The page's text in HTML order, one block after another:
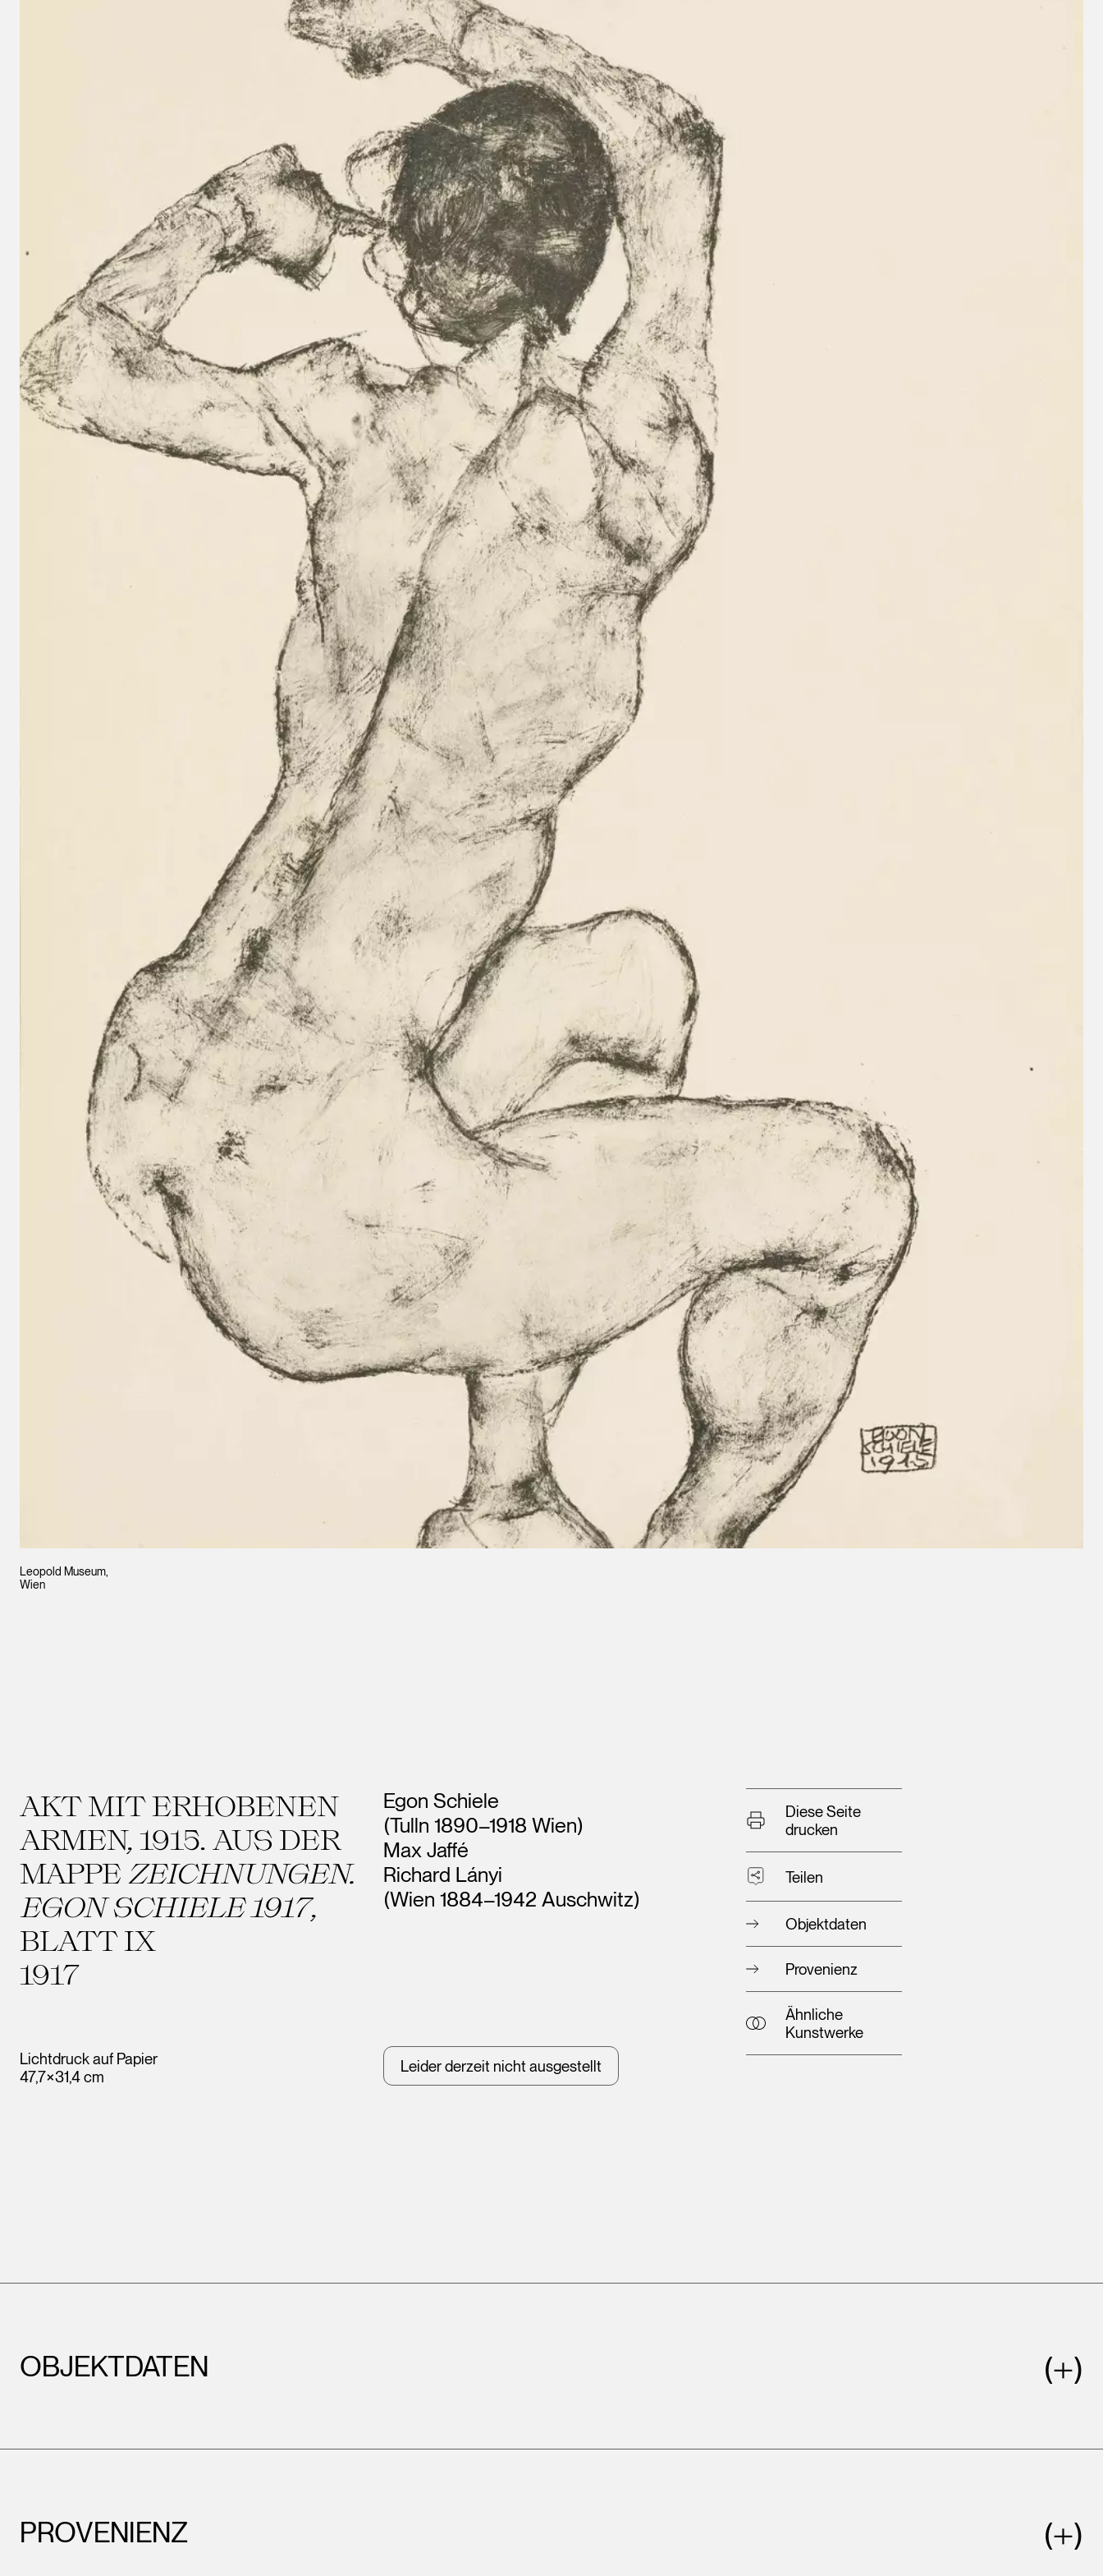
Leopold Museum,
Wien
AKT MIT ERHOBENEN
ARMEN, 1915. AUS DER
MAPPE ZEICHNUNGEN.
EGON SCHIELE 1917,
BLATT IX
1917
Lichtdruck auf Papier
47,7×31,4 cm
Künstler*innen
Egon Schiele
(Tulln 1890–1918 Wien)
Max Jaffé
Richard Lányi
(Wien 1884–1942 Auschwitz)
Leider derzeit nicht ausgestellt
Diese Seite
drucken
Teilen
Objektdaten
Provenienz
Ähnliche
Kunstwerke
OBJEKTDATEN
PROVENIENZ